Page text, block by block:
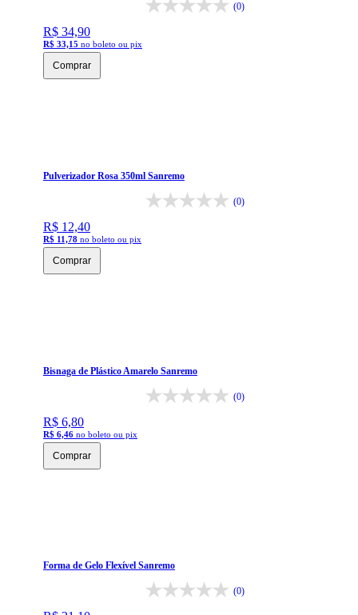
(0)
R$ 34,90
R$ 33,15 no boleto ou pix
Comprar
Pulverizador Rosa 350ml Sanremo
(0)
R$ 12,40
R$ 11,78 no boleto ou pix
Comprar
Bisnaga de Plástico Amarelo Sanremo
(0)
R$ 6,80
R$ 6,46 no boleto ou pix
Comprar
Forma de Gelo Flexível Sanremo
(0)